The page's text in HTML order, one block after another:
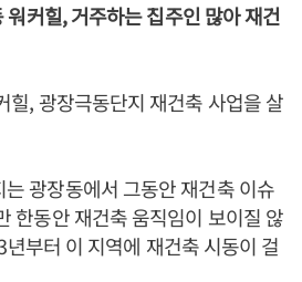
커힐, 거주하는 집주인 많아 재건
힐, 광장극동단지 재건축 사업을 살
광장동에서 그동안 재건축 이슈
한동안 재건축 움직임이 보이질 않
부터 이 지역에 재건축 시동이 걸